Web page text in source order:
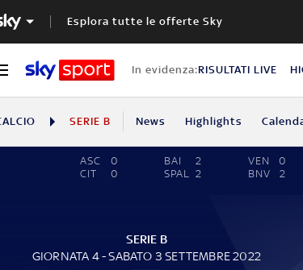
Esplora tutte le offerte Sky
In evidenza:RISULTATI LIVE
SERIE B News Highlights
ASC
0
CIT
0
BAI
2
SPAL
2
VEN
0
BNV
2
SERIE B
GIORNATA 4 - SABATO 3 SETTEMBRE 2022